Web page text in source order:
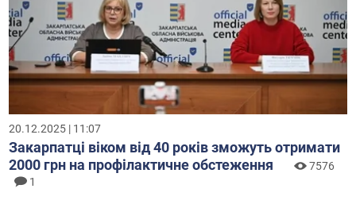
20.12.2025 | 11:07
Закарпатці віком від 40 років зможуть отримати
2000 грн на профілактичне обстеження
7576
1